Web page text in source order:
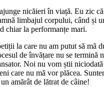
nicăieri în viață. Eu zic
limbajul corpului, când
chiar la performanțe mari.
la care nu am putut să mă
de învățare nu se
Noi nu vom știi
care nu mă vor plăcea.
amărât de lătrat de câine!